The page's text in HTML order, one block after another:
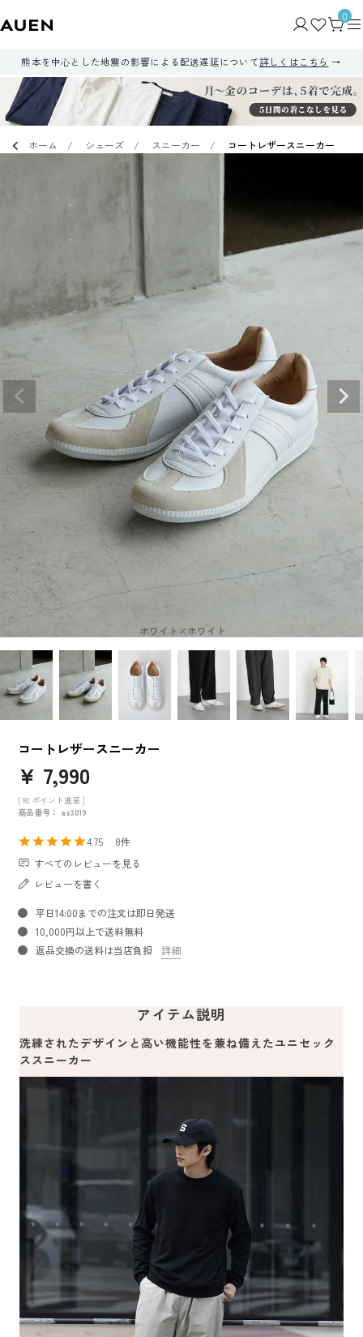
0
熊本を中心とした地震の影響による配送遅延について詳しくはこちら
ホーム シューズ スニーカー コートレザースニーカー
ホワイト×ホワイト
コートレザースニーカー
¥ 7,990
[ 80 ポイント進呈 ]
商品番号
as3019
4.75
8
すべてのレビューを見る
レビューを書く
平日14:00までの注文は即日発送
10,000円以上で送料無料
返品交換の送料は当店負担
詳細
アイテム説明
洗練されたデザインと高い機能性を兼ね備えたユニセック
ススニーカー